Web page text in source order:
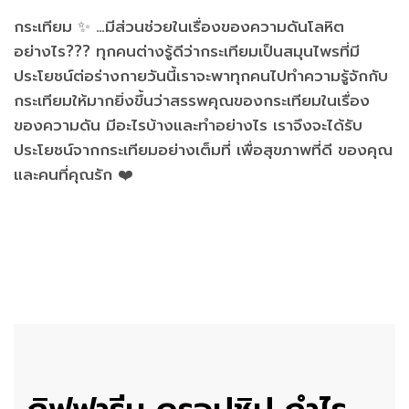
กระเทียม ✨ …มีส่วนช่วยในเรื่องของความดันโลหิต
อย่างไร??? ทุกคนต่างรู้ดีว่ากระเทียมเป็นสมุนไพรที่มี
ประโยชน์ต่อร่างกายวันนี้เราจะพาทุกคนไปทำความรู้จักกับ
กระเทียมให้มากยิ่งขึ้นว่าสรรพคุณของกระเทียมในเรื่อง
ของความดัน มีอะไรบ้างและทำอย่างไร เราจึงจะได้รับ
ประโยชน์จากกระเทียมอย่างเต็มที่ เพื่อสุขภาพที่ดี ของคุณ
และคนที่คุณรัก ❤️